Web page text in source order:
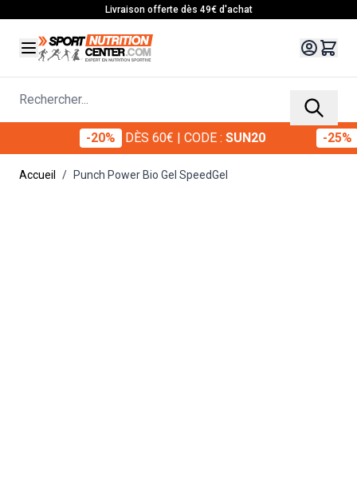
Livraison offerte dès 49€ d'achat
Rechercher...
DÈS 60€| CODE : SUN20 -25% DÈS 70€|
-20% DÈS 60€| CODE :SUN20 -25%
Accueil / Punch Power Bio Gel SpeedGel